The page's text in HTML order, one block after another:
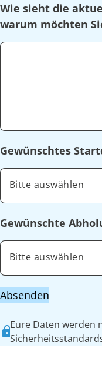
Wie sieht die
warum möchten
Gewünschtes
Bitte auswählen
Gewünschte
Bitte auswählen
Absenden
Eure Daten werden